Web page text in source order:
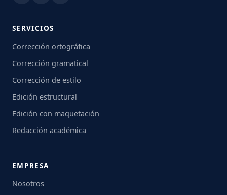
SERVICIOS
Corrección ortográfica
Corrección gramatical
Corrección de estilo
Edición estructural
Edición con maquetación
Redacción académica
EMPRESA
Nosotros